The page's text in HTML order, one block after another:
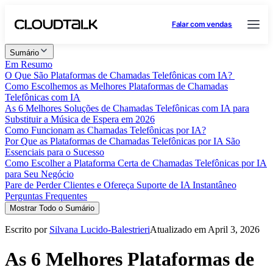
Falar com vendas
Sumário
Em Resumo
O Que São Plataformas de Chamadas Telefônicas com IA?
Como Escolhemos as Melhores Plataformas de Chamadas
Telefônicas com IA
As 6 Melhores Soluções de Chamadas Telefônicas com IA para
Substituir a Música de Espera em 2026
Como Funcionam as Chamadas Telefônicas por IA?
Por Que as Plataformas de Chamadas Telefônicas por IA São
Essenciais para o Sucesso
Como Escolher a Plataforma Certa de Chamadas Telefônicas por IA
para Seu Negócio
Pare de Perder Clientes e Ofereça Suporte de IA Instantâneo
Perguntas Frequentes
Mostrar Todo o Sumário
Escrito por Silvana Lucido-BalestrieriAtualizado em April 3, 2026
As 6 Melhores Plataformas de